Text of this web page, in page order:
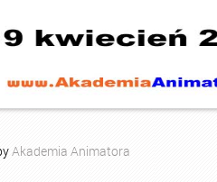
Akademia Animatora